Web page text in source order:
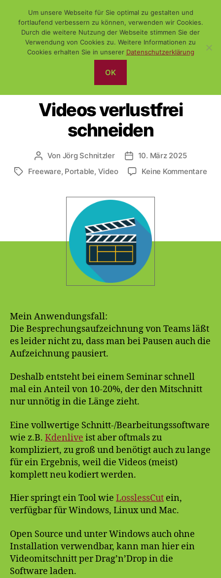
WiSch
Kategorien
(FREE-) SOFTWARE PORTABLE SOFTWARE
Videos verlustfrei
schneiden
Beitragsautor
Von Jörg Schnitzler Veröffentlichungsdatum
10. März 2025
Schlagwörter
Freeware, Portable, Video Keine Kommentarezu
Mein Anwendungsfall:
Die Besprechungsaufzeichnung von Teams läßt
es leider nicht zu, dass man bei Pausen auch die
Aufzeichnung pausiert.
Deshalb entsteht bei einem Seminar schnell
mal ein Anteil von 10-20%, der den Mitschnitt
nur unnötig in die Länge zieht.
Eine vollwertige Schnitt-/Bearbeitungssoftware
wie z.B. Kdenlive ist aber oftmals zu
kompliziert, zu groß und benötigt auch zu lange
für ein Ergebnis, weil die Videos (meist)
komplett neu kodiert werden.
Hier springt ein Tool wie LosslessCut ein,
verfügbar für Windows, Linux und Mac.
Open Source und unter Windows auch ohne
Installation verwendbar, kann man hier ein
Videomitschnitt per Drag’n’Drop in die
Software laden.
Um unsere Webseite für Sie optimal zu gestalten und
fortlaufend verbessern zu können, verwenden wir Cookies.
Durch die weitere Nutzung der Webseite stimmen Sie der
Verwendung von Cookies zu. Weitere Informationen zu
Cookies erhalten Sie in unserer Datenschutzerklärung
OK